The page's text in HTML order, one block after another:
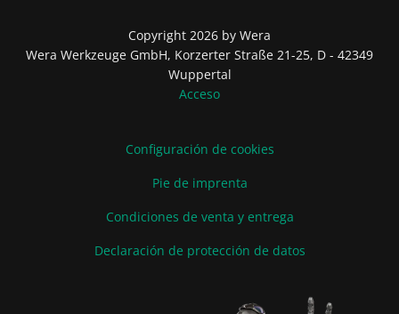
Copyright 2026 by Wera
Wera Werkzeuge GmbH, Korzerter Straße 21-25, D - 42349
Wuppertal
Acceso
Configuración de cookies
Pie de imprenta
Condiciones de venta y entrega
Declaración de protección de datos